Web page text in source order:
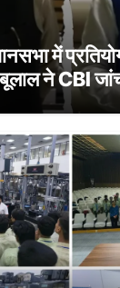
में
ने CBI